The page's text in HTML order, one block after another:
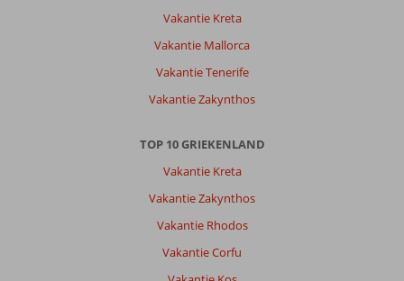
Vakantie Kreta
Vakantie Mallorca
Vakantie Tenerife
Vakantie Zakynthos
TOP 10 GRIEKENLAND
Vakantie Kreta
Vakantie Zakynthos
Vakantie Rhodos
Vakantie Corfu